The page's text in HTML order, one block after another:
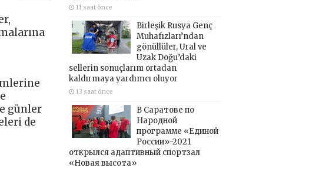
günler
de
11 saat önce
Birleşik Rusya Genç
Muhafızları’ndan
gönüllüler, Ural ve
Uzak Doğu’daki
sellerin sonuçlarını ortadan
kaldırmaya yardımcı oluyor
13 saat önce
В Саратове по
Народной
программе «Единой
России»-2021
открылся адаптивный спортзал
«Новая высота»